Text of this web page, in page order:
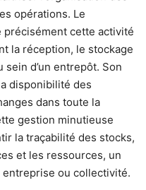
opérations. Le
précisément cette activité
la réception, le stockage
d’un entrepôt. Son
disponibilité des
dans toute la
gestion minutieuse
la traçabilité des stocks,
et les ressources, un
ou collectivité.